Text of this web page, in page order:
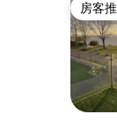
房客
房客